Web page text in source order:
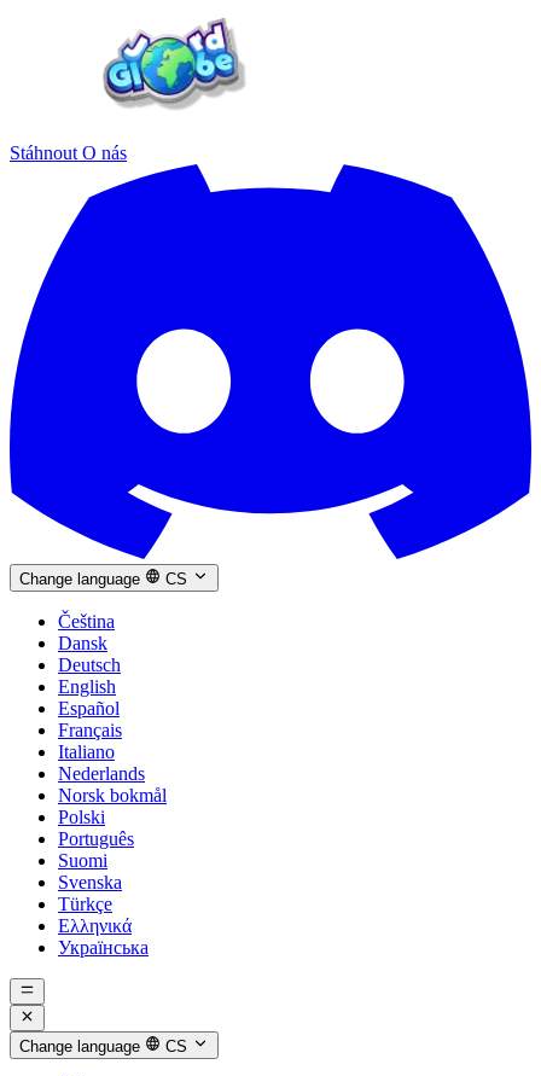
Stáhnout O nás
Change language CS
Čeština
Dansk
Deutsch
English
Español
Français
Italiano
Nederlands
Norsk bokmål
Polski
Português
Suomi
Svenska
Türkçe
Ελληνικά
Українська
Change language CS